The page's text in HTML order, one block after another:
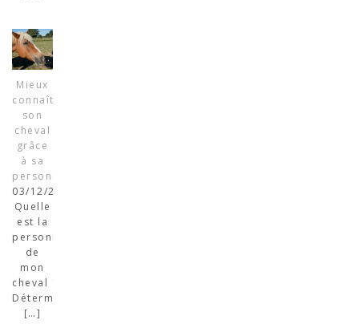
Mieux
connaître
son
cheval
grâce
à sa
personnalité
03/12/2022
Quelle
est la
personnalité
de
mon
cheval ?
Déterminer
[…]